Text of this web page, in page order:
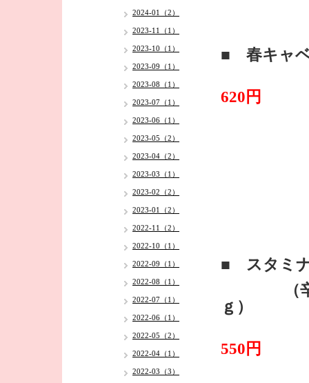
■ 春キャベ
620円
■ スタミ
（辛み
ｇ）
550円
2024-01（2）
2023-11（1）
2023-10（1）
2023-09（1）
2023-08（1）
2023-07（1）
2023-06（1）
2023-05（2）
2023-04（2）
2023-03（1）
2023-02（2）
2023-01（2）
2022-11（2）
2022-10（1）
2022-09（1）
2022-08（1）
2022-07（1）
2022-06（1）
2022-05（2）
2022-04（1）
2022-03（3）